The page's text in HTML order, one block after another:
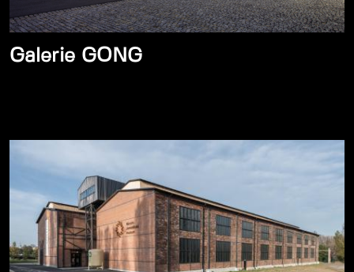
Galerie GONG